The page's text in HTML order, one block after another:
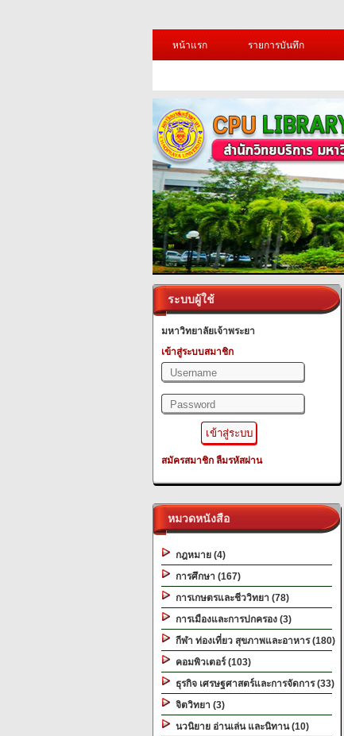
หน้าแรก
รายการบันทึก
ระบบผู้ใช้
มหาวิทยาลัยเจ้าพระยา
เข้าสู่ระบบสมาชิก
สมัครสมาชิก ลืมรหัสผ่าน
หมวดหนังสือ
กฎหมาย (4)
การศึกษา (167)
การเกษตรและชีววิทยา (78)
การเมืองและการปกครอง (3)
กีฬา ท่องเที่ยว สุขภาพและอาหาร (180)
คอมพิวเตอร์ (103)
ธุรกิจ เศรษฐศาสตร์และการจัดการ (33)
จิตวิทยา (3)
นวนิยาย อ่านเล่น และนิทาน (10)